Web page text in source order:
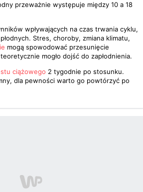
przeważnie występuje między 10 a 18
wpływających na czas trwania cyklu,
Stres, choroby, zmiana klimatu,
mogą spowodować przesunięcie
mogło dojść do zapłodnienia.
ciążowego 2 tygodnie po stosunku.
dla pewności warto go powtórzyć po